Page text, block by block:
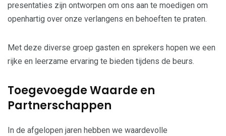
presentaties zijn ontworpen om ons aan te moedigen om
openhartig over onze verlangens en behoeften te praten.
Met deze diverse groep gasten en sprekers hopen we een
rijke en leerzame ervaring te bieden tijdens de beurs.
Toegevoegde Waarde en
Partnerschappen
In de afgelopen jaren hebben we waardevolle